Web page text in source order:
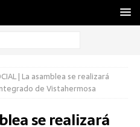
| La asamblea se realizará
de Vistahermosa
se realizará